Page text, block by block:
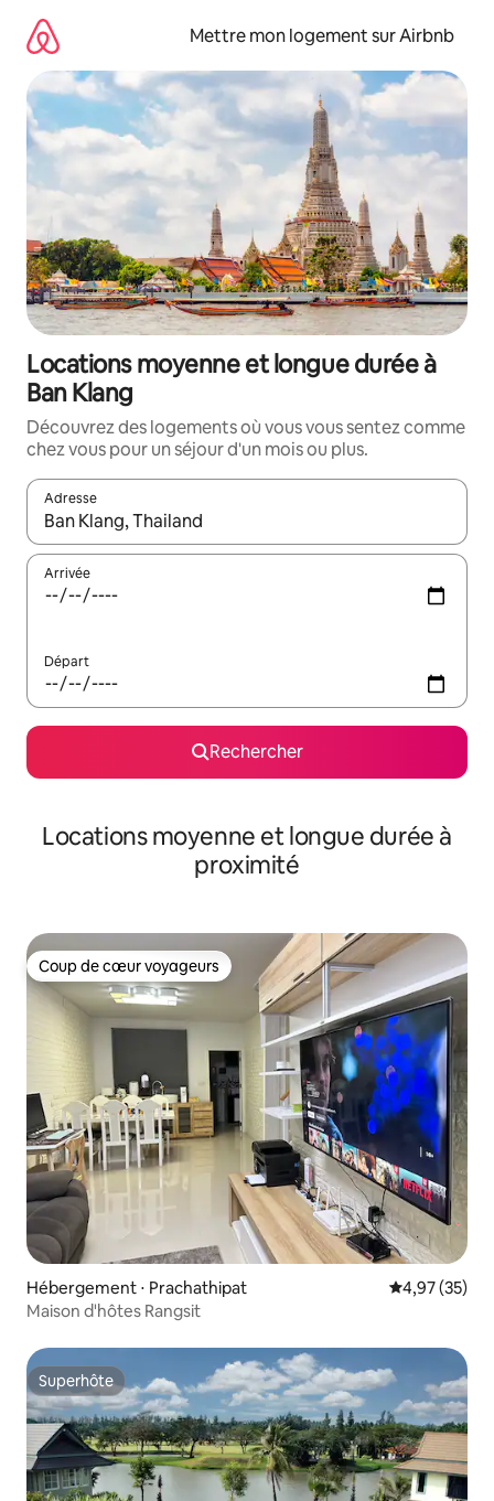
directement
contenu
Mettre mon logement sur Airbnb
Locations moyenne et longue durée à
Ban Klang
Découvrez des logements où vous vous sentez comme
chez vous pour un séjour d'un mois ou plus.
Adresse
Lorsque les résultats s'affichent, utilisez les flèches vers le
Arrivée
Départ
Rechercher
Locations moyenne et longue durée à
proximité
Coup de cœur voyageurs
Coup de cœur voyageurs
Hébergement ⋅ Prachathipat Évaluation
4,97 (35)
Maison d'hôtes Rangsit
Superhôte
Superhôte